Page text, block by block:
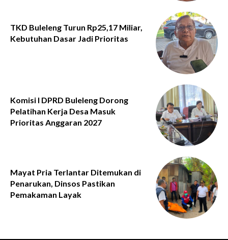
TKD Buleleng Turun Rp25,17 Miliar,
Kebutuhan Dasar Jadi Prioritas
Komisi I DPRD Buleleng Dorong
Pelatihan Kerja Desa Masuk
Prioritas Anggaran 2027
Mayat Pria Terlantar Ditemukan di
Penarukan, Dinsos Pastikan
Pemakaman Layak